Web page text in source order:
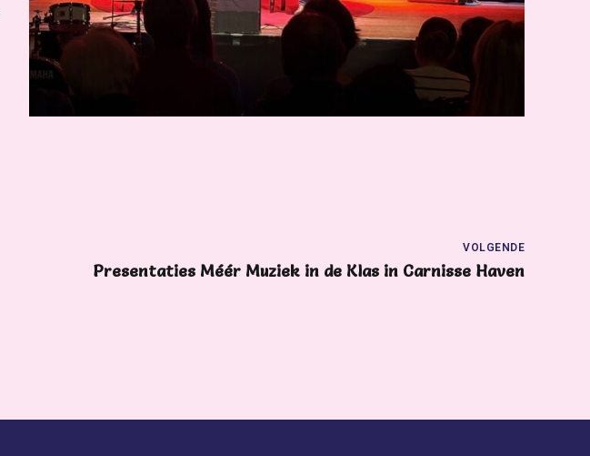
VOLGENDE
Presentaties Méér Muziek in de Klas in Carnisse Haven